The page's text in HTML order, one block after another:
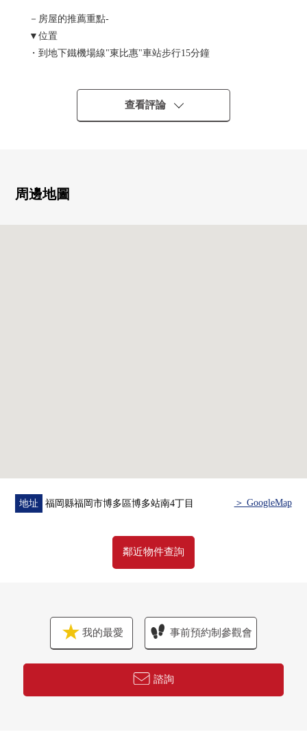
－房屋的推薦重點-
▼位置
・到地下鐵機場線"東比惠"車站步行15分鐘
・寵物飼養可(規章的限制有)
・事務所利用可(規章的限制有)
▼房間的特徴
・有防盜門
查看評論
周邊地圖
地址 福岡縣福岡市博多區博多站南4丁目 ＞ GoogleMap
鄰近物件查詢
我的最愛 事前預約制參觀會
諮詢